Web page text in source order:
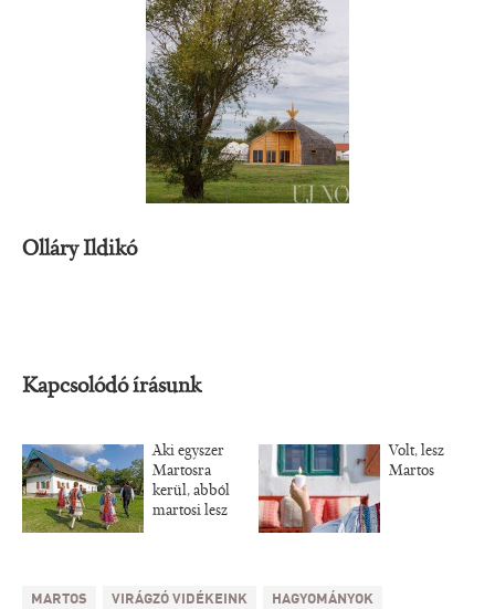
Olláry Ildikó
Kapcsolódó írásunk
Aki egyszer
Martosra
kerül, abból
martosi lesz
Volt, lesz
Martos
MARTOS VIRÁGZÓ VIDÉKEINK HAGYOMÁNYOK